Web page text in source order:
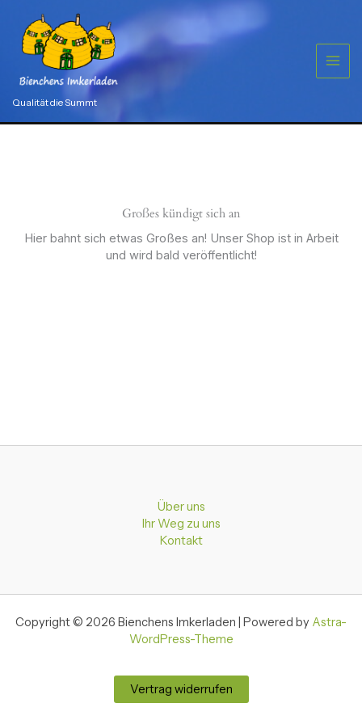
Inhalt
springen
Qualität die Summt
Großes kündigt sich an
Hier bahnt sich etwas Großes an! Unser Shop ist in Arbeit
und wird bald veröffentlicht!
Über uns
Ihr Weg zu uns
Kontakt
Copyright © 2026 Bienchens Imkerladen | Powered by Astra-
WordPress-Theme
Vertrag widerrufen
Feder
Blumenstrauß
Menge